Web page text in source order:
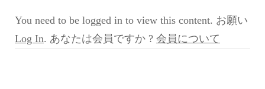
You need to be logged in to view this content. お願い
Log In. あなたは会員ですか ? 会員について